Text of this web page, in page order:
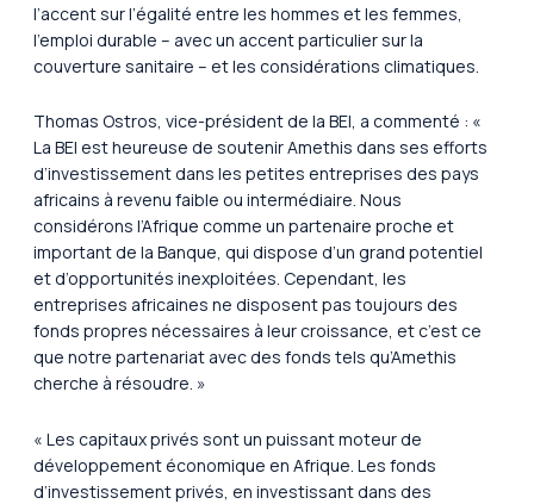
l’accent sur l’égalité entre les hommes et les femmes,
l’emploi durable – avec un accent particulier sur la
couverture sanitaire – et les considérations climatiques.
Thomas Ostros, vice-président de la BEI, a commenté : «
La BEI est heureuse de soutenir Amethis dans ses efforts
d’investissement dans les petites entreprises des pays
africains à revenu faible ou intermédiaire. Nous
considérons l’Afrique comme un partenaire proche et
important de la Banque, qui dispose d’un grand potentiel
et d’opportunités inexploitées. Cependant, les
entreprises africaines ne disposent pas toujours des
fonds propres nécessaires à leur croissance, et c’est ce
que notre partenariat avec des fonds tels qu’Amethis
cherche à résoudre. »
« Les capitaux privés sont un puissant moteur de
développement économique en Afrique. Les fonds
d’investissement privés, en investissant dans des